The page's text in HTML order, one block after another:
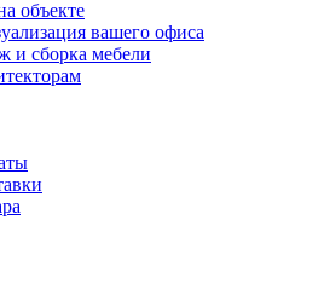
объекте
вашего офиса
и сборка мебели